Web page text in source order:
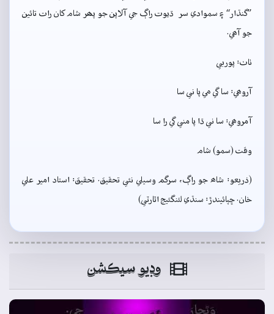
”گنڌار“ ۽ سموادي سر ڌيوت راڳ جي آلاپن جو پھر شام کان رات تائين
جو آھي.
ٺاٺ: پوربي
آروھي: سا گي مي پا ني سا
آمروھي: سا ني ڌا پا مني گي را سا
وقت (سمو) شام
(ذريعو: شاھ جو راڳ، سرگم وسيلي نئي تحقيق. تحقيق: استاد امير علي
خان. ڇپائيندڙ: سنڌي لئنگئيج اٿارٽي)
وڊيو سيڪشن